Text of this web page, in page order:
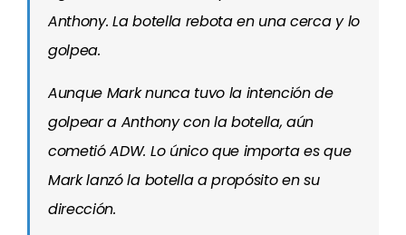
Anthony. La botella rebota en una cerca y lo
golpea.
Aunque Mark nunca tuvo la intención de
golpear a Anthony con la botella, aún
cometió ADW. Lo único que importa es que
Mark lanzó la botella a propósito en su
dirección.